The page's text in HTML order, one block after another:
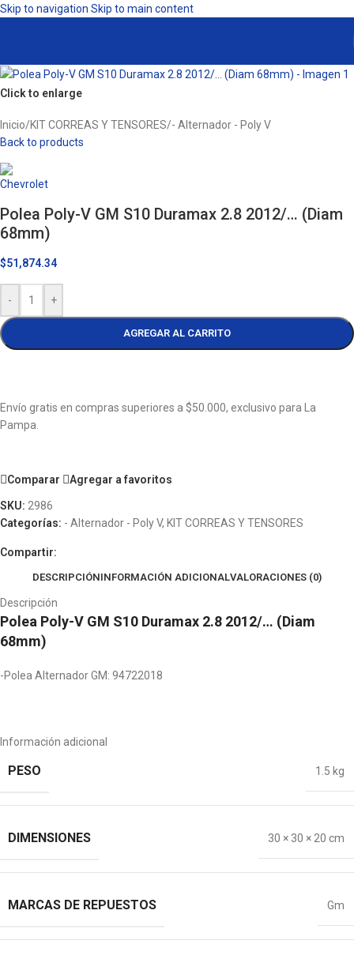
Skip to navigation Skip to main content
Click to enlarge
Inicio/KIT CORREAS Y TENSORES/- Alternador - Poly V
Back to products
Polea Poly-V GM S10 Duramax 2.8 2012/… (Diam
68mm)
$51,874.34
- +
AGREGAR AL CARRITO
Envío gratis en compras superiores a $50.000, exclusivo para La
Pampa.
Comparar Agregar a favoritos
SKU: 2986
Categorías: - Alternador - Poly V, KIT CORREAS Y TENSORES
Compartir:
DESCRIPCIÓNINFORMACIÓN ADICIONALVALORACIONES (0)
Descripción
Polea Poly-V GM S10 Duramax 2.8 2012/… (Diam
68mm)
-Polea Alternador GM: 94722018
Información adicional
PESO 1.5 kg
DIMENSIONES 30 × 30 × 20 cm
MARCAS DE REPUESTOS Gm